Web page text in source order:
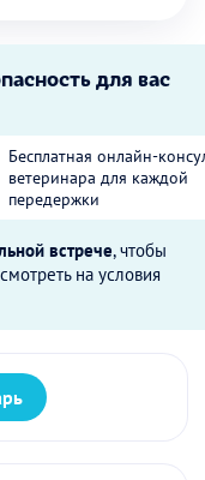
для вас
Бесплатная онлайн-
ветеринара для каждой
передержки
встрече, чтобы
на условия